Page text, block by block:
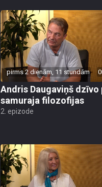
pirms 2 dienām, 11 stundām
Andris Daugaviņš dzīvo
samuraja filozofijas
2. epizode